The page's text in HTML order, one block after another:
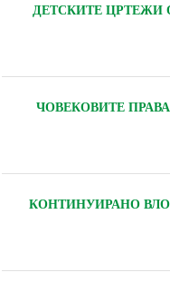
ДЕТСКИТЕ ЦРТЕЖИ
ЧОВЕКОВИТЕ
КОНТИНУИРАНО